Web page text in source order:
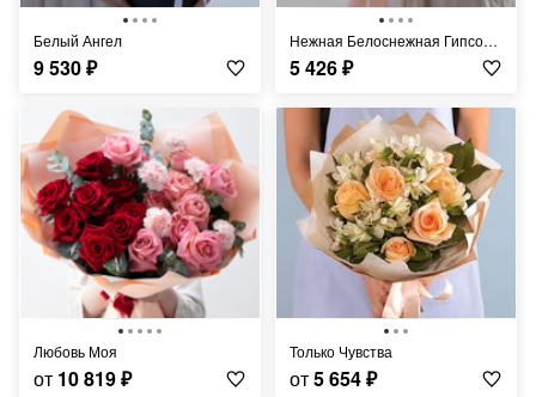
Белый Ангел
9 530₽
Нежная Белоснежная Гипсофила
5 426₽
Любовь Моя
от 10 819₽
Только Чувства
от5 654₽